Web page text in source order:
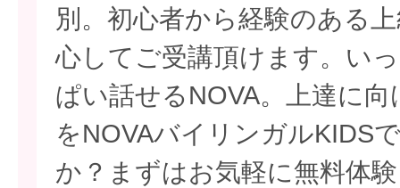
別。初心者から経験のある
心してご受講頂けます。い
ぱい話せるNOVA。上達に
をNOVAバイリンガルKIDS
か？まずはお気軽に無料体